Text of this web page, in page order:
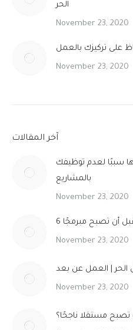
الحر
November 23, 2020
November 23, 2020
آخر المقالات
سببًا لعدم توظيفك
بالمشاريع
November 23, 2020
أن تصبح مبرمجًا
November 23, 2020
November 23, 2020
مستقلا ناجحًا؟